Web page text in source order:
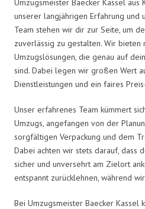
Umzugsmeister Baecker Kassel aus
unserer langjährigen Erfahrung und
Team stehen wir dir zur Seite, um
zuverlässig zu gestalten. Wir bieten
Umzugslösungen, die genau auf
sind. Dabei legen wir großen Wert
Dienstleistungen und ein faires
Unser erfahrenes Team kümmert
Umzugs, angefangen von der
sorgfältigen Verpackung und dem
Dabei achten wir stets darauf, dass
sicher und unversehrt am Zielort
entspannt zurücklehnen, während
Bei Umzugsmeister Baecker Kassel